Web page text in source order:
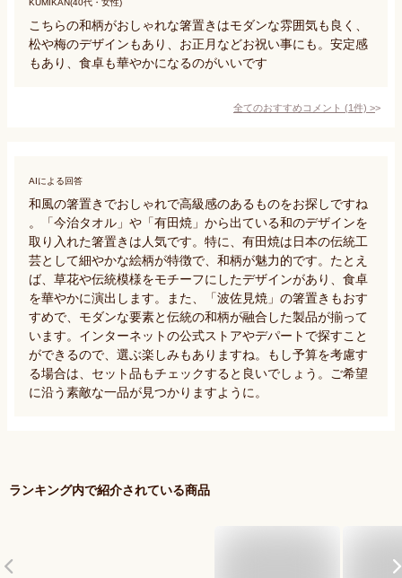
KUMIKAN(40代・女性)
こちらの和柄がおしゃれな箸置きはモダンな雰囲気も良く、
松や梅のデザインもあり、お正月などお祝い事にも。安定感
もあり、食卓も華やかになるのがいいです
全てのおすすめコメント (1件) >
AIによる回答
和風の箸置きでおしゃれで高級感のあるものをお探しですね
。「今治タオル」や「有田焼」から出ている和のデザインを
取り入れた箸置きは人気です。特に、有田焼は日本の伝統工
芸として細やかな絵柄が特徴で、和柄が魅力的です。たとえ
ば、草花や伝統模様をモチーフにしたデザインがあり、食卓
を華やかに演出します。また、「波佐見焼」の箸置きもおす
すめで、モダンな要素と伝統の和柄が融合した製品が揃って
います。インターネットの公式ストアやデパートで探すこと
ができるので、選ぶ楽しみもありますね。もし予算を考慮す
る場合は、セット品もチェックすると良いでしょう。ご希望
に沿う素敵な一品が見つかりますように。
ランキング内で紹介されている商品